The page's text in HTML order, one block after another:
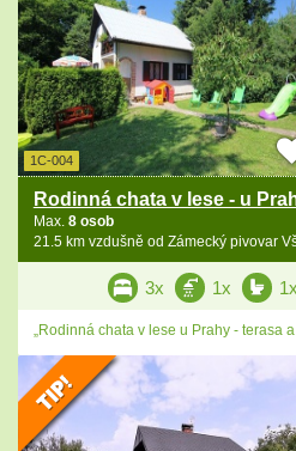
1C-004
Rodinná chata v lese - u
Max. 8 osob
21.5 km vzdušně od Zámecký pivovar
3x 1x 1x
„Rodinná chata v lese u Prahy - terasa